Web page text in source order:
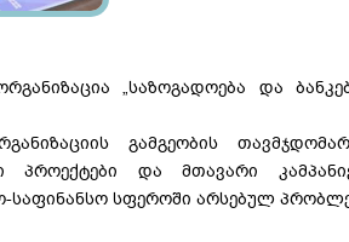
„საზოგადოება და
გამგეობის
პროექტები და მთავარი
საფინანსო სფეროში არსებულ